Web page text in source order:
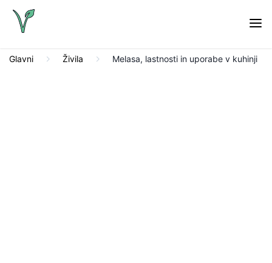
Glavni Živila Melasa, lastnosti in uporabe v kuhinji